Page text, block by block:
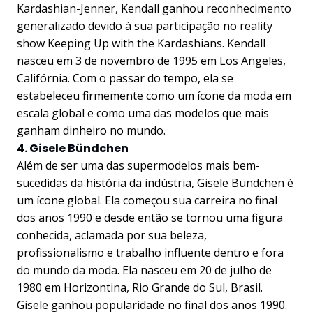
Kardashian-Jenner, Kendall ganhou reconhecimento
generalizado devido à sua participação no reality
show Keeping Up with the Kardashians. Kendall
nasceu em 3 de novembro de 1995 em Los Angeles,
Califórnia. Com o passar do tempo, ela se
estabeleceu firmemente como um ícone da moda em
escala global e como uma das modelos que mais
ganham dinheiro no mundo.
4. Gisele Bündchen
Além de ser uma das supermodelos mais bem-
sucedidas da história da indústria, Gisele Bündchen é
um ícone global. Ela começou sua carreira no final
dos anos 1990 e desde então se tornou uma figura
conhecida, aclamada por sua beleza,
profissionalismo e trabalho influente dentro e fora
do mundo da moda. Ela nasceu em 20 de julho de
1980 em Horizontina, Rio Grande do Sul, Brasil.
Gisele ganhou popularidade no final dos anos 1990.